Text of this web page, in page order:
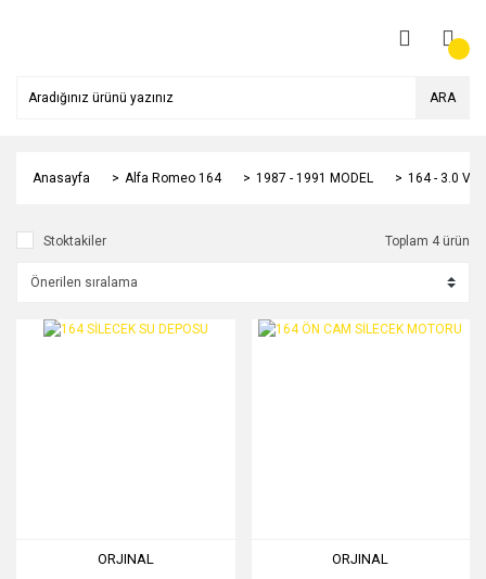
ARA
Anasayfa Alfa Romeo 164 1987 - 1991 MODEL 164 - 3.0 V6
Stoktakiler Toplam 4 ürün
ORJINAL
ORJINAL